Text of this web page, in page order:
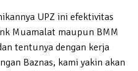
UPZ ini efektivitas
Muamalat maupun BMM
tentunya dengan kerja
Baznas, kami yakin akan